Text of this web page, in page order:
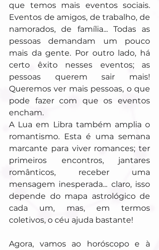
que temos mais eventos sociais.
Eventos de amigos, de trabalho, de
namorados, de família... Todas as
pessoas demandam um pouco
mais da gente. Por outro lado, há
certo êxito nesses eventos; as
pessoas querem sair mais!
Queremos ver mais pessoas, o que
pode fazer com que os eventos
encham.
A Lua em Libra também amplia o
romantismo. Esta é uma semana
marcante para viver romances; ter
primeiros encontros, jantares
românticos, receber uma
mensagem inesperada... claro, isso
depende do mapa astrológico de
cada um, mas, em termos
coletivos, o céu ajuda bastante!
Agora, vamos ao horóscopo e à